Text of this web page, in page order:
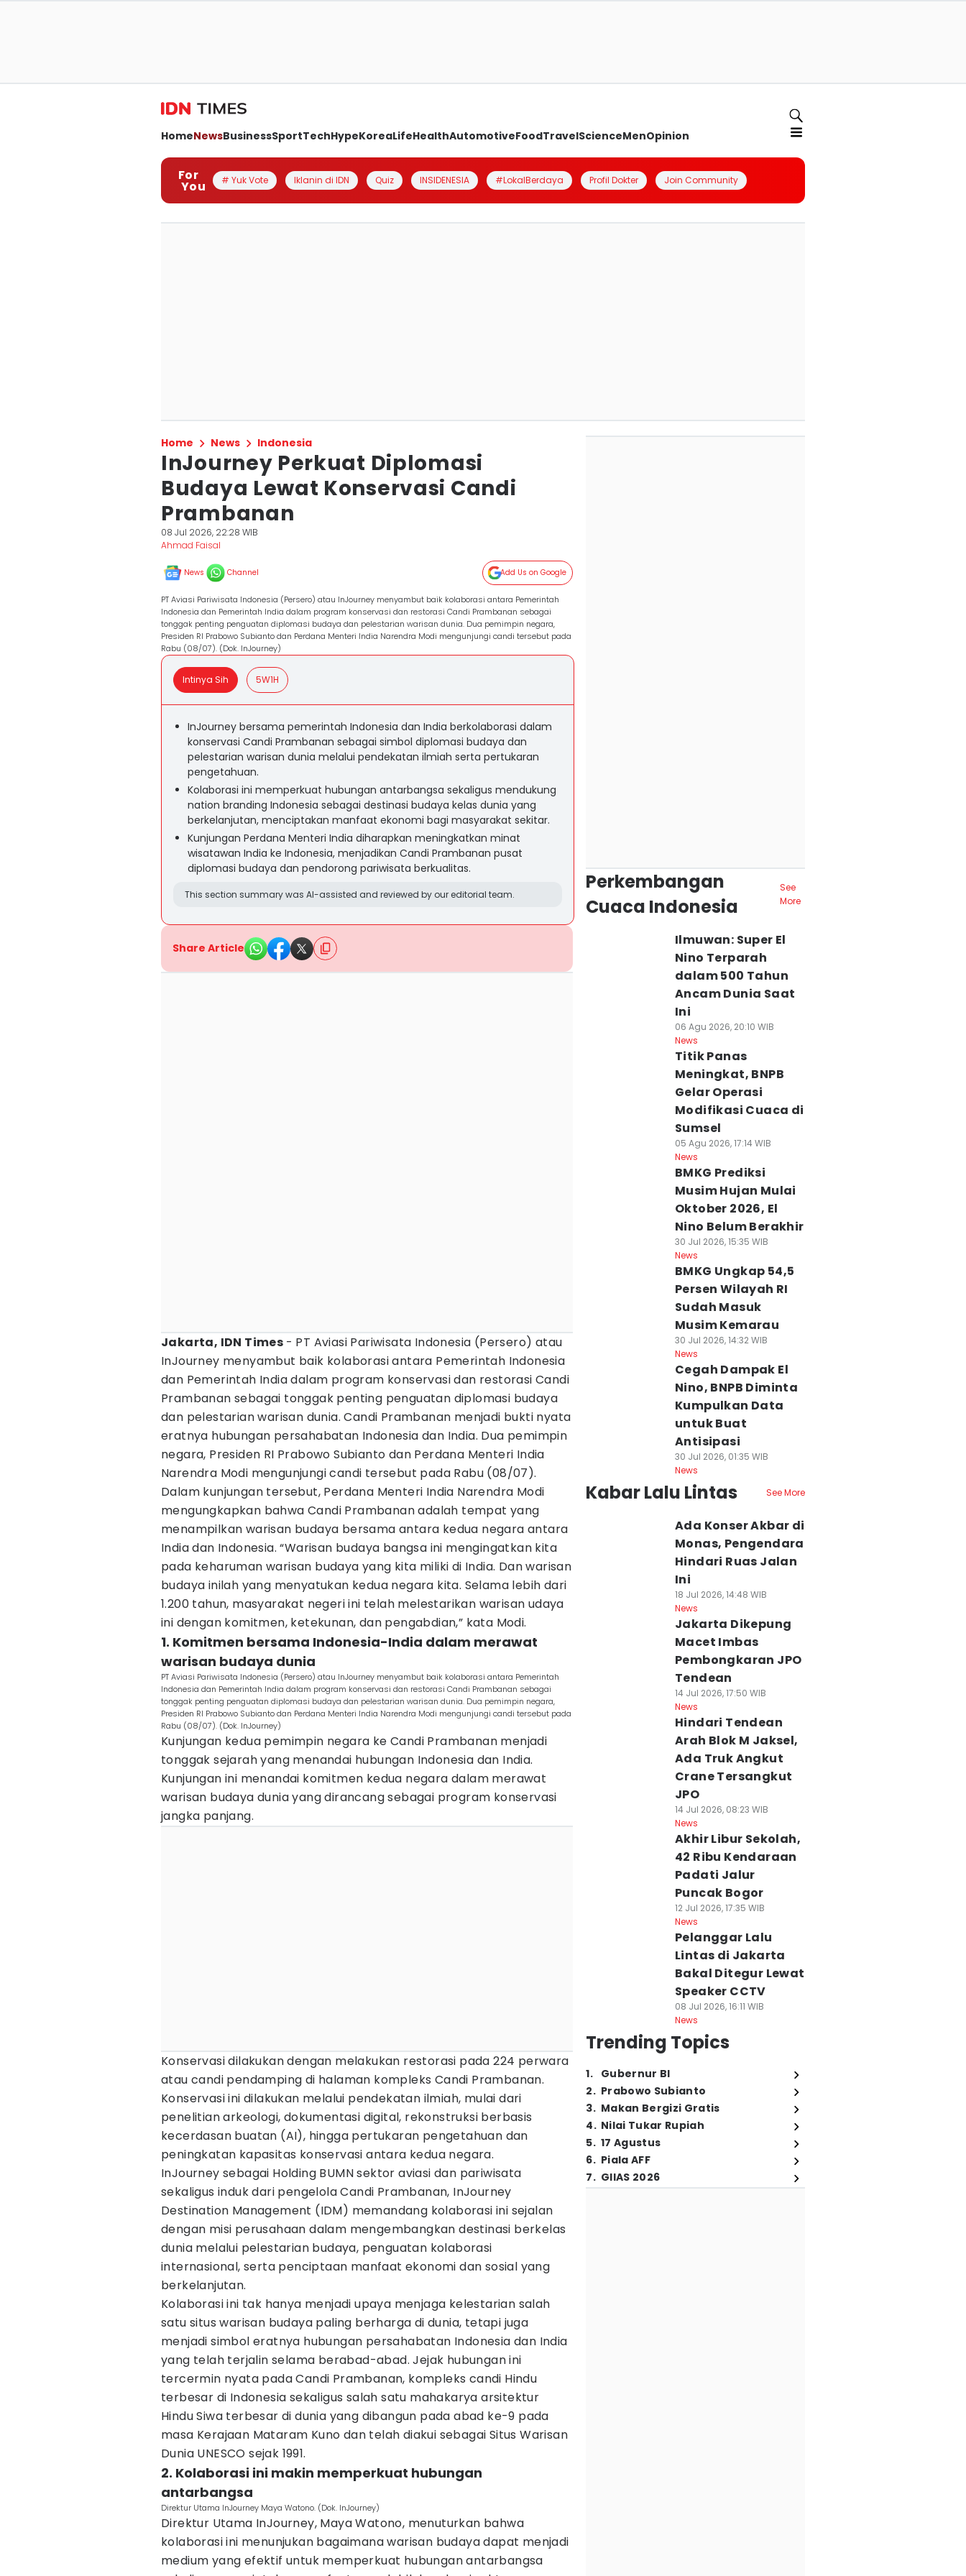
HomeNewsBusinessSportTechHypeKoreaLifeHealthAutomotiveFoodTravelScienceMenOpinion
For
You # Yuk Vote Iklanin di IDN Quiz INSIDENESIA #LokalBerdaya Profil Dokter Join Community
Home News Indonesia
InJourney Perkuat Diplomasi
Budaya Lewat Konservasi Candi
Prambanan
08 Jul 2026, 22:28 WIB
Ahmad Faisal
News Channel Add Us on Google
PT Aviasi Pariwisata Indonesia (Persero) atau InJourney menyambut baik kolaborasi antara Pemerintah
Indonesia dan Pemerintah India dalam program konservasi dan restorasi Candi Prambanan sebagai
tonggak penting penguatan diplomasi budaya dan pelestarian warisan dunia. Dua pemimpin negara,
Presiden RI Prabowo Subianto dan Perdana Menteri India Narendra Modi mengunjungi candi tersebut pada
Rabu (08/07). (Dok. InJourney)
Intinya Sih 5W1H
InJourney bersama pemerintah Indonesia dan India berkolaborasi dalam
konservasi Candi Prambanan sebagai simbol diplomasi budaya dan
pelestarian warisan dunia melalui pendekatan ilmiah serta pertukaran
pengetahuan.
Kolaborasi ini memperkuat hubungan antarbangsa sekaligus mendukung
nation branding Indonesia sebagai destinasi budaya kelas dunia yang
berkelanjutan, menciptakan manfaat ekonomi bagi masyarakat sekitar.
Kunjungan Perdana Menteri India diharapkan meningkatkan minat
wisatawan India ke Indonesia, menjadikan Candi Prambanan pusat
diplomasi budaya dan pendorong pariwisata berkualitas.
This section summary was AI-assisted and reviewed by our editorial team.
Share Article
Jakarta, IDN Times - PT Aviasi Pariwisata Indonesia (Persero) atau
InJourney menyambut baik kolaborasi antara Pemerintah Indonesia
dan Pemerintah India dalam program konservasi dan restorasi Candi
Prambanan sebagai tonggak penting penguatan diplomasi budaya
dan pelestarian warisan dunia. Candi Prambanan menjadi bukti nyata
eratnya hubungan persahabatan Indonesia dan India. Dua pemimpin
negara, Presiden RI Prabowo Subianto dan Perdana Menteri India
Narendra Modi mengunjungi candi tersebut pada Rabu (08/07).
Dalam kunjungan tersebut, Perdana Menteri India Narendra Modi
mengungkapkan bahwa Candi Prambanan adalah tempat yang
menampilkan warisan budaya bersama antara kedua negara antara
India dan Indonesia. “Warisan budaya bangsa ini mengingatkan kita
pada keharuman warisan budaya yang kita miliki di India. Dan warisan
budaya inilah yang menyatukan kedua negara kita. Selama lebih dari
1.200 tahun, masyarakat negeri ini telah melestarikan warisan udaya
ini dengan komitmen, ketekunan, dan pengabdian,” kata Modi.
1. Komitmen bersama Indonesia-India dalam merawat
warisan budaya dunia
PT Aviasi Pariwisata Indonesia (Persero) atau InJourney menyambut baik kolaborasi antara Pemerintah
Indonesia dan Pemerintah India dalam program konservasi dan restorasi Candi Prambanan sebagai
tonggak penting penguatan diplomasi budaya dan pelestarian warisan dunia. Dua pemimpin negara,
Presiden RI Prabowo Subianto dan Perdana Menteri India Narendra Modi mengunjungi candi tersebut pada
Rabu (08/07). (Dok. InJourney)
Kunjungan kedua pemimpin negara ke Candi Prambanan menjadi
tonggak sejarah yang menandai hubungan Indonesia dan India.
Kunjungan ini menandai komitmen kedua negara dalam merawat
warisan budaya dunia yang dirancang sebagai program konservasi
jangka panjang.
Konservasi dilakukan dengan melakukan restorasi pada 224 perwara
atau candi pendamping di halaman kompleks Candi Prambanan.
Konservasi ini dilakukan melalui pendekatan ilmiah, mulai dari
penelitian arkeologi, dokumentasi digital, rekonstruksi berbasis
kecerdasan buatan (AI), hingga pertukaran pengetahuan dan
peningkatan kapasitas konservasi antara kedua negara.
InJourney sebagai Holding BUMN sektor aviasi dan pariwisata
sekaligus induk dari pengelola Candi Prambanan, InJourney
Destination Management (IDM) memandang kolaborasi ini sejalan
dengan misi perusahaan dalam mengembangkan destinasi berkelas
dunia melalui pelestarian budaya, penguatan kolaborasi
internasional, serta penciptaan manfaat ekonomi dan sosial yang
berkelanjutan.
Kolaborasi ini tak hanya menjadi upaya menjaga kelestarian salah
satu situs warisan budaya paling berharga di dunia, tetapi juga
menjadi simbol eratnya hubungan persahabatan Indonesia dan India
yang telah terjalin selama berabad-abad. Jejak hubungan ini
tercermin nyata pada Candi Prambanan, kompleks candi Hindu
terbesar di Indonesia sekaligus salah satu mahakarya arsitektur
Hindu Siwa terbesar di dunia yang dibangun pada abad ke-9 pada
masa Kerajaan Mataram Kuno dan telah diakui sebagai Situs Warisan
Dunia UNESCO sejak 1991.
2. Kolaborasi ini makin memperkuat hubungan
antarbangsa
Direktur Utama InJourney Maya Watono. (Dok. InJourney)
Direktur Utama InJourney, Maya Watono, menuturkan bahwa
kolaborasi ini menunjukan bagaimana warisan budaya dapat menjadi
medium yang efektif untuk memperkuat hubungan antarbangsa
Perkembangan
Cuaca Indonesia
See
More
Ilmuwan: Super El
Nino Terparah
dalam 500 Tahun
Ancam Dunia Saat
Ini
06 Agu 2026, 20:10 WIB
News
Titik Panas
Meningkat, BNPB
Gelar Operasi
Modifikasi Cuaca di
Sumsel
05 Agu 2026, 17:14 WIB
News
BMKG Prediksi
Musim Hujan Mulai
Oktober 2026, El
Nino Belum Berakhir
30 Jul 2026, 15:35 WIB
News
BMKG Ungkap 54,5
Persen Wilayah RI
Sudah Masuk
Musim Kemarau
30 Jul 2026, 14:32 WIB
News
Cegah Dampak El
Nino, BNPB Diminta
Kumpulkan Data
untuk Buat
Antisipasi
30 Jul 2026, 01:35 WIB
News
Kabar Lalu Lintas See More
Ada Konser Akbar di
Monas, Pengendara
Hindari Ruas Jalan
Ini
18 Jul 2026, 14:48 WIB
News
Jakarta Dikepung
Macet Imbas
Pembongkaran JPO
Tendean
14 Jul 2026, 17:50 WIB
News
Hindari Tendean
Arah Blok M Jaksel,
Ada Truk Angkut
Crane Tersangkut
JPO
14 Jul 2026, 08:23 WIB
News
Akhir Libur Sekolah,
42 Ribu Kendaraan
Padati Jalur
Puncak Bogor
12 Jul 2026, 17:35 WIB
News
Pelanggar Lalu
Lintas di Jakarta
Bakal Ditegur Lewat
Speaker CCTV
08 Jul 2026, 16:11 WIB
News
Trending Topics
1. Gubernur BI
2. Prabowo Subianto
3. Makan Bergizi Gratis
4. Nilai Tukar Rupiah
5. 17 Agustus
6. Piala AFF
7. GIIAS 2026